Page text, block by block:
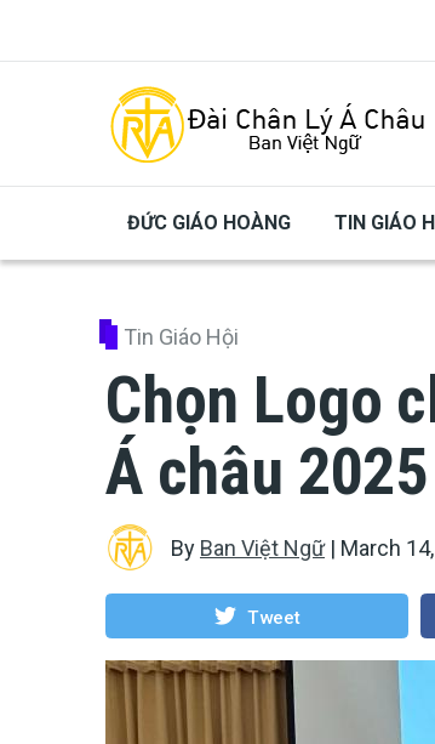
ĐỨC GIÁO HOÀNG TIN GIÁO
Tin Giáo Hội
Chọn Logo
Á châu
By Ban Việt Ngữ| March
Tweet